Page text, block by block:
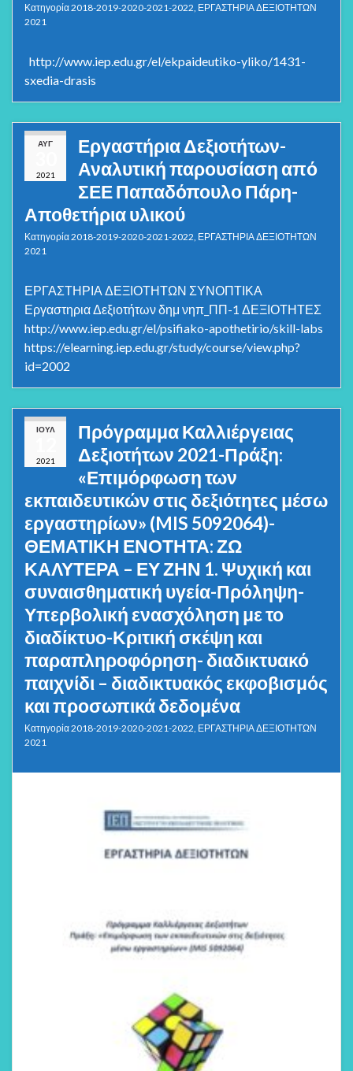
Κατηγορία2018-2019-2020-2021-2022 ΕΡΓΑΣΤΗΡΙΑ ΔΕΞΙΟΤΗΤΩΝ
2021
http://www.iep.edu.gr/el/ekpaideutiko-yliko/1431-
sxedia-drasis
ΑΥΓ
2021
Εργαστήρια Δεξιοτήτων-
Αναλυτική παρουσίαση από
ΣΕΕ Παπαδόπουλο Πάρη-
Αποθετήρια υλικού
Κατηγορία2018-2019-2020-2021-2022 ΕΡΓΑΣΤΗΡΙΑ ΔΕΞΙΟΤΗΤΩΝ
2021
ΕΡΓΑΣΤΗΡΙΑ ΔΕΞΙΟΤΗΤΩΝ ΣΥΝΟΠΤΙΚΑ
Εργαστηρια Δεξιοτήτων δημ νηπ_ΠΠ-1 ΔΕΞΙΟΤΗΤΕΣ
http://www.iep.edu.gr/el/psifiako-apothetirio/skill-labs
https://elearning.iep.edu.gr/study/course/view.php?
id=2002
ΙΟΎΛ
2021
Πρόγραμμα Καλλιέργειας
Δεξιοτήτων 2021-Πράξη:
«Επιμόρφωση των
εκπαιδευτικών στις δεξιότητες μέσω
εργαστηρίων» (MIS 5092064)-
ΘΕΜΑΤΙΚΗ ΕΝΟΤΗΤΑ: ΖΩ
ΚΑΛΥΤΕΡΑ – ΕΥ ΖΗΝ 1. Ψυχική και
συναισθηματική υγεία-Πρόληψη-
Υπερβολική ενασχόληση με το
διαδίκτυο-Κριτική σκέψη και
παραπληροφόρηση- διαδικτυακό
παιχνίδι – διαδικτυακός εκφοβισμός
και προσωπικά δεδομένα
Κατηγορία2018-2019-2020-2021-2022 ΕΡΓΑΣΤΗΡΙΑ ΔΕΞΙΟΤΗΤΩΝ
2021